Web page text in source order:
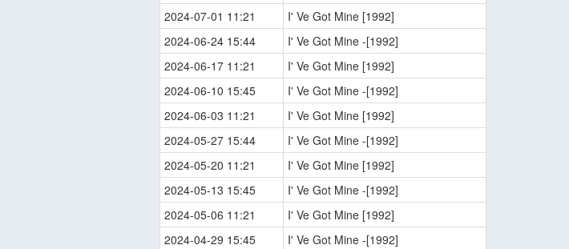
2024-07-01 11:21
I' Ve Got Mine [1992]
2024-06-24 15:44
I' Ve Got Mine -[1992]
2024-06-17 11:21
I' Ve Got Mine [1992]
2024-06-10 15:45
I' Ve Got Mine -[1992]
2024-06-03 11:21
I' Ve Got Mine [1992]
2024-05-27 15:44
I' Ve Got Mine -[1992]
2024-05-20 11:21
I' Ve Got Mine [1992]
2024-05-13 15:45
I' Ve Got Mine -[1992]
2024-05-06 11:21
I' Ve Got Mine [1992]
2024-04-29 15:45
I' Ve Got Mine -[1992]